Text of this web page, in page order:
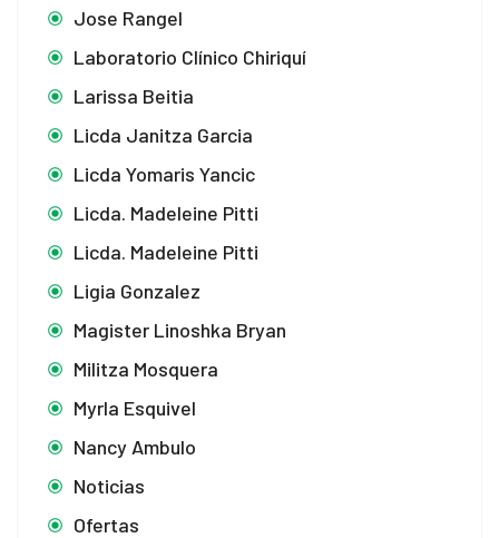
Jose Rangel
Laboratorio Clínico Chiriquí
Larissa Beitia
Licda Janitza Garcia
Licda Yomaris Yancic
Licda. Madeleine Pitti
Licda. Madeleine Pitti
Ligia Gonzalez
Magister Linoshka Bryan
Militza Mosquera
Myrla Esquivel
Nancy Ambulo
Noticias
Ofertas